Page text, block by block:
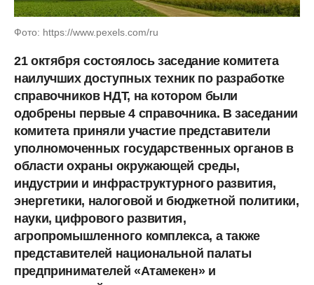
Фото: https://www.pexels.com/ru
21 октября состоялось заседание комитета
наилучших доступных техник по разработке
справочников НДТ, на котором были
одобрены первые 4 справочника. В заседании
комитета приняли участие представители
уполномоченных государственных органов в
области охраны окружающей среды,
индустрии и инфраструктурного развития,
энергетики, налоговой и бюджетной политики,
науки, цифрового развития,
агропромышленного комплекса, а также
представителей национальной палаты
предпринимателей «Атамекен» и